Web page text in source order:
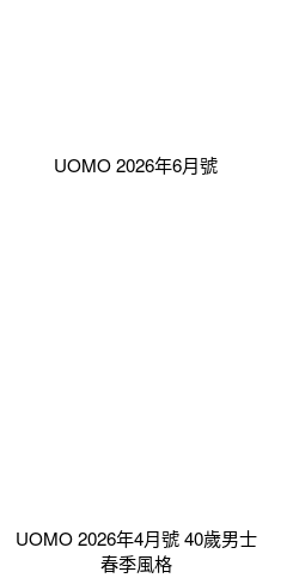
UOMO 2026年6月號
UOMO 2026年4月號 40歲男士
春季風格